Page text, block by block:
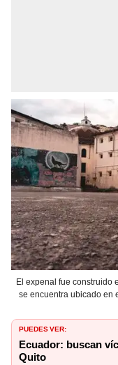
El expenal fue construido
se encuentra ubicado en
PUEDES VER:
Ecuador: buscan
Quito